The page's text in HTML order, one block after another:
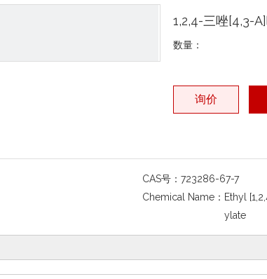
1,2,4-三唑[4,3-
数量：
询价
CAS号：723286-67-7
Chemical Name： Ethyl
ylate